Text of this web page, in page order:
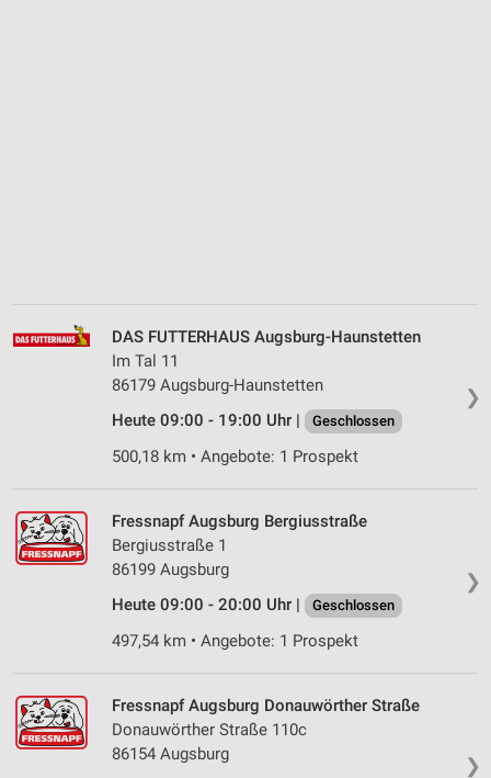
❯
DAS FUTTERHAUS Augsburg-Haunstetten
Im Tal 11
86179 Augsburg-Haunstetten
Heute 09:00 - 19:00 Uhr |
Geschlossen
500,18 km • Angebote: 1 Prospekt
❯
Fressnapf Augsburg Bergiusstraße
Bergiusstraße 1
86199 Augsburg
Heute 09:00 - 20:00 Uhr |
Geschlossen
497,54 km • Angebote: 1 Prospekt
❯
Fressnapf Augsburg Donauwörther Straße
Donauwörther Straße 110c
86154 Augsburg